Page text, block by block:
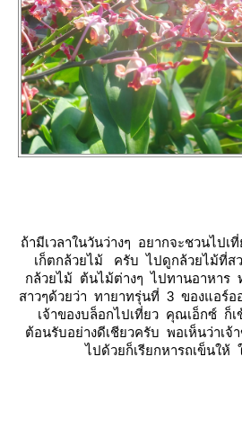
ถ้ามีเวลาในวันว่างๆ อยากจะชวนไป
เก็ตกล้วยไม้ ครับ ไปดูกล้วยไม้ที่ส
กล้วยไม้ ต้นไม้ต่างๆ ไปทานอาหาร
สาวๆด้วยว่า ทายาทรุ่นที่ 3 ของแอร์
เจ้าของบล็อกไปเที่ยว คุณเอ็กซ์ ก็
ต้อนรับอย่างดีเชียวครับ พอเห็นว่าเ
ไปด้วยก็เรียกหารถเข็นให้